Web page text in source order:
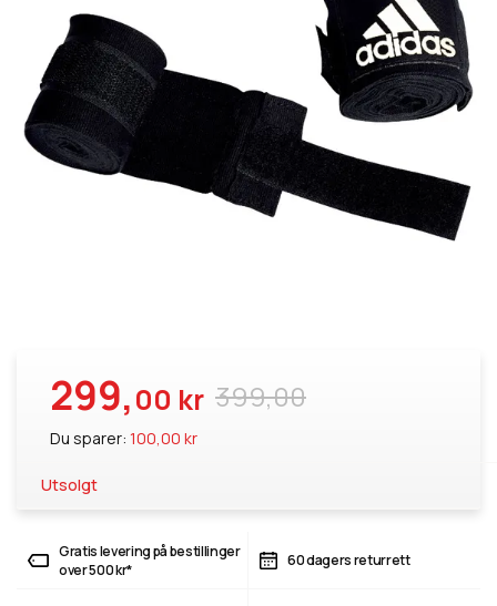
399,00
299,00 kr
Du sparer: 100,00 kr
Utsolgt
Gratis levering på bestillinger
over 500 kr*
60 dagers returrett